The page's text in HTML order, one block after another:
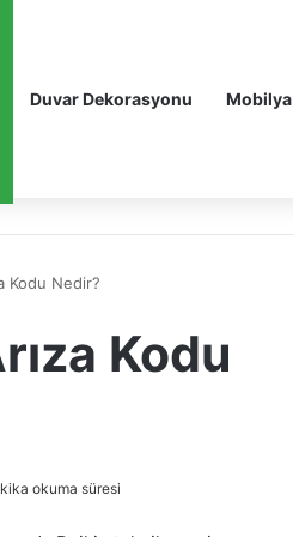
Duvar Dekorasyonu Mobilya
Kodu Nedir?
Kodu
okuma süresi